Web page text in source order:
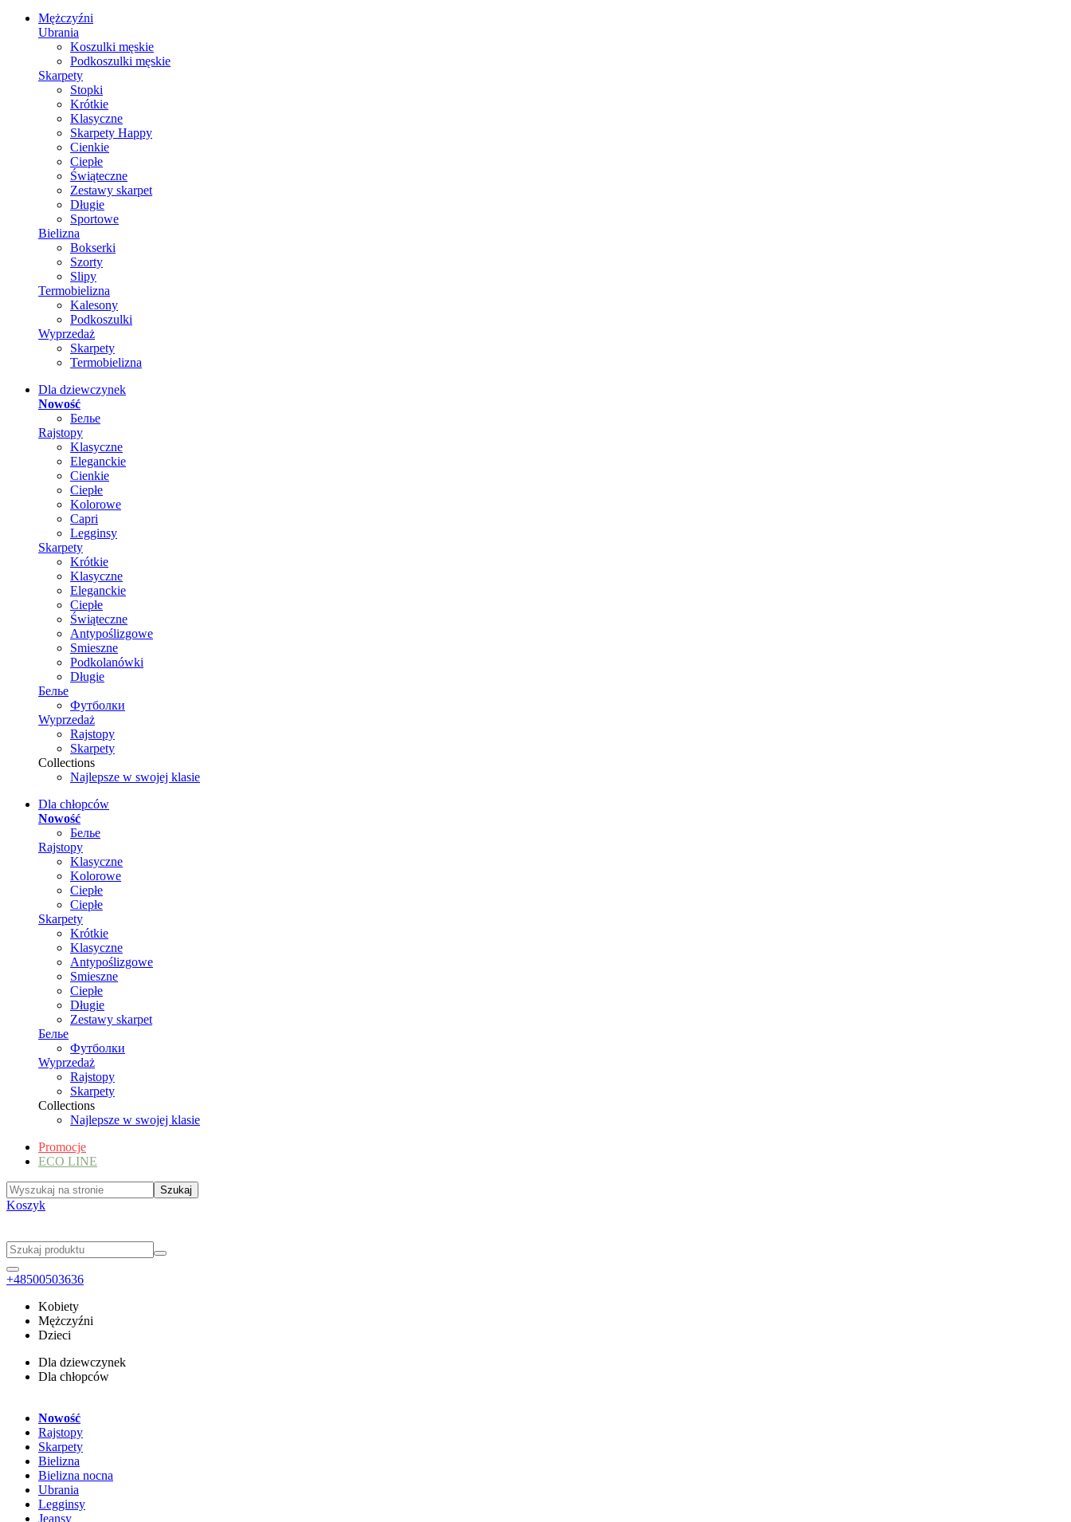
Mężczyźni
Ubrania
Koszulki męskie
Podkoszulki męskie
Skarpety
Stopki
Krótkie
Klasyczne
Skarpety Happy
Cienkie
Ciepłe
Świąteczne
Zestawy skarpet
Długie
Sportowe
Bielizna
Bokserki
Szorty
Slipy
Termobielizna
Kalesony
Podkoszulki
Wyprzedaż
Skarpety
Termobielizna
Dla dziewczynek
Nowość
Белье
Rajstopy
Klasyczne
Eleganckie
Cienkie
Ciepłe
Kolorowe
Capri
Legginsy
Skarpety
Krótkie
Klasyczne
Eleganckie
Ciepłe
Świąteczne
Antypoślizgowe
Smieszne
Podkolanówki
Długie
Белье
Футболки
Wyprzedaż
Rajstopy
Skarpety
Collections
Najlepsze w swojej klasie
Dla chłopców
Nowość
Белье
Rajstopy
Klasyczne
Kolorowe
Ciepłe
Ciepłe
Skarpety
Krótkie
Klasyczne
Antypoślizgowe
Smieszne
Ciepłe
Długie
Zestawy skarpet
Белье
Футболки
Wyprzedaż
Rajstopy
Skarpety
Collections
Najlepsze w swojej klasie
Promocje
ECO LINE
Koszyk
+48500503636
Kobiety
Mężczyźni
Dzieci
Dla dziewczynek
Dla chłopców
Nowość
Rajstopy
Skarpety
Bielizna
Bielizna nocna
Ubrania
Legginsy
Jeansy